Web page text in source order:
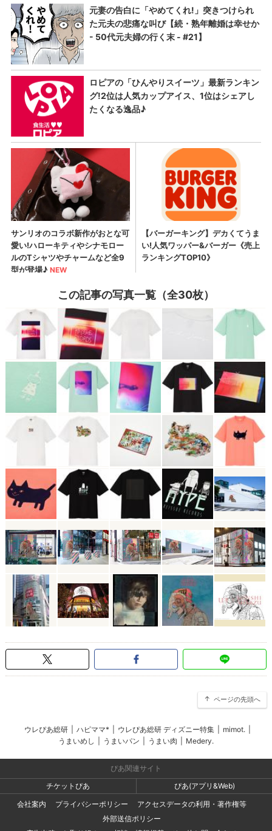
この記事の写真一覧（全30枚）
ページの先頭へ
ウレぴあ総研 ハピママ* ウレぴあ総研 ディズニー特集 mimot.
うまいめし
うまいパン うまい肉 Medery.
ぴあ関連サイト
チケットぴあ
ぴあ(アプリ&Web)
会社案内
プライバシーポリシー
アクセスデータの利用・著作権等
外部送信ポリシー